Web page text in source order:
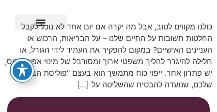
כולנו מקווים לטוב, אבל מה יקרה אם יום אחד לא נוכל לקבל
החלטות חשובות על החיים שלנו – על הבריאות, הרכוש או
העניינים האישיים? במקום להפקיר את העתיד לידי הגורל, או
חלילה להיגרר להליך משפטי ארוך ומסורבל של מינוי אפוטרופוס,
יש פתרון אחר. ייפוי כוח מתמשך הוא בעצם "פוליסת הביטוח"
שלכם, שנועדה להבטיח שהשליטה על […]